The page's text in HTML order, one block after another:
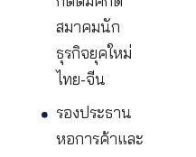
(Shanghai)
Company
กรรมการ